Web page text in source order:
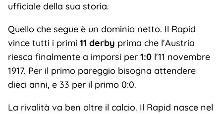
ufficiale della sua storia.
Quello che segue è un dominio netto. Il Rapid
vince tutti i primi 11 derby prima che l'Austria
riesca finalmente a imporsi per 1:0l'11 novembre
1917. Per il primo pareggio bisogna attendere
dieci anni, e 33 per il primo 0:0.
La rivalità va ben oltre il calcio. Il Rapid nasce nel